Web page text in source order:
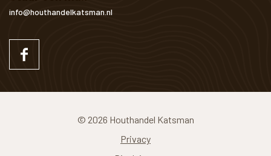
info@houthandelkatsman.nl
© 2026 Houthandel Katsman
Privacy